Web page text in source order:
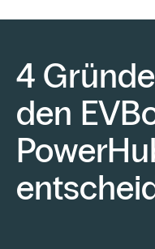
4
den